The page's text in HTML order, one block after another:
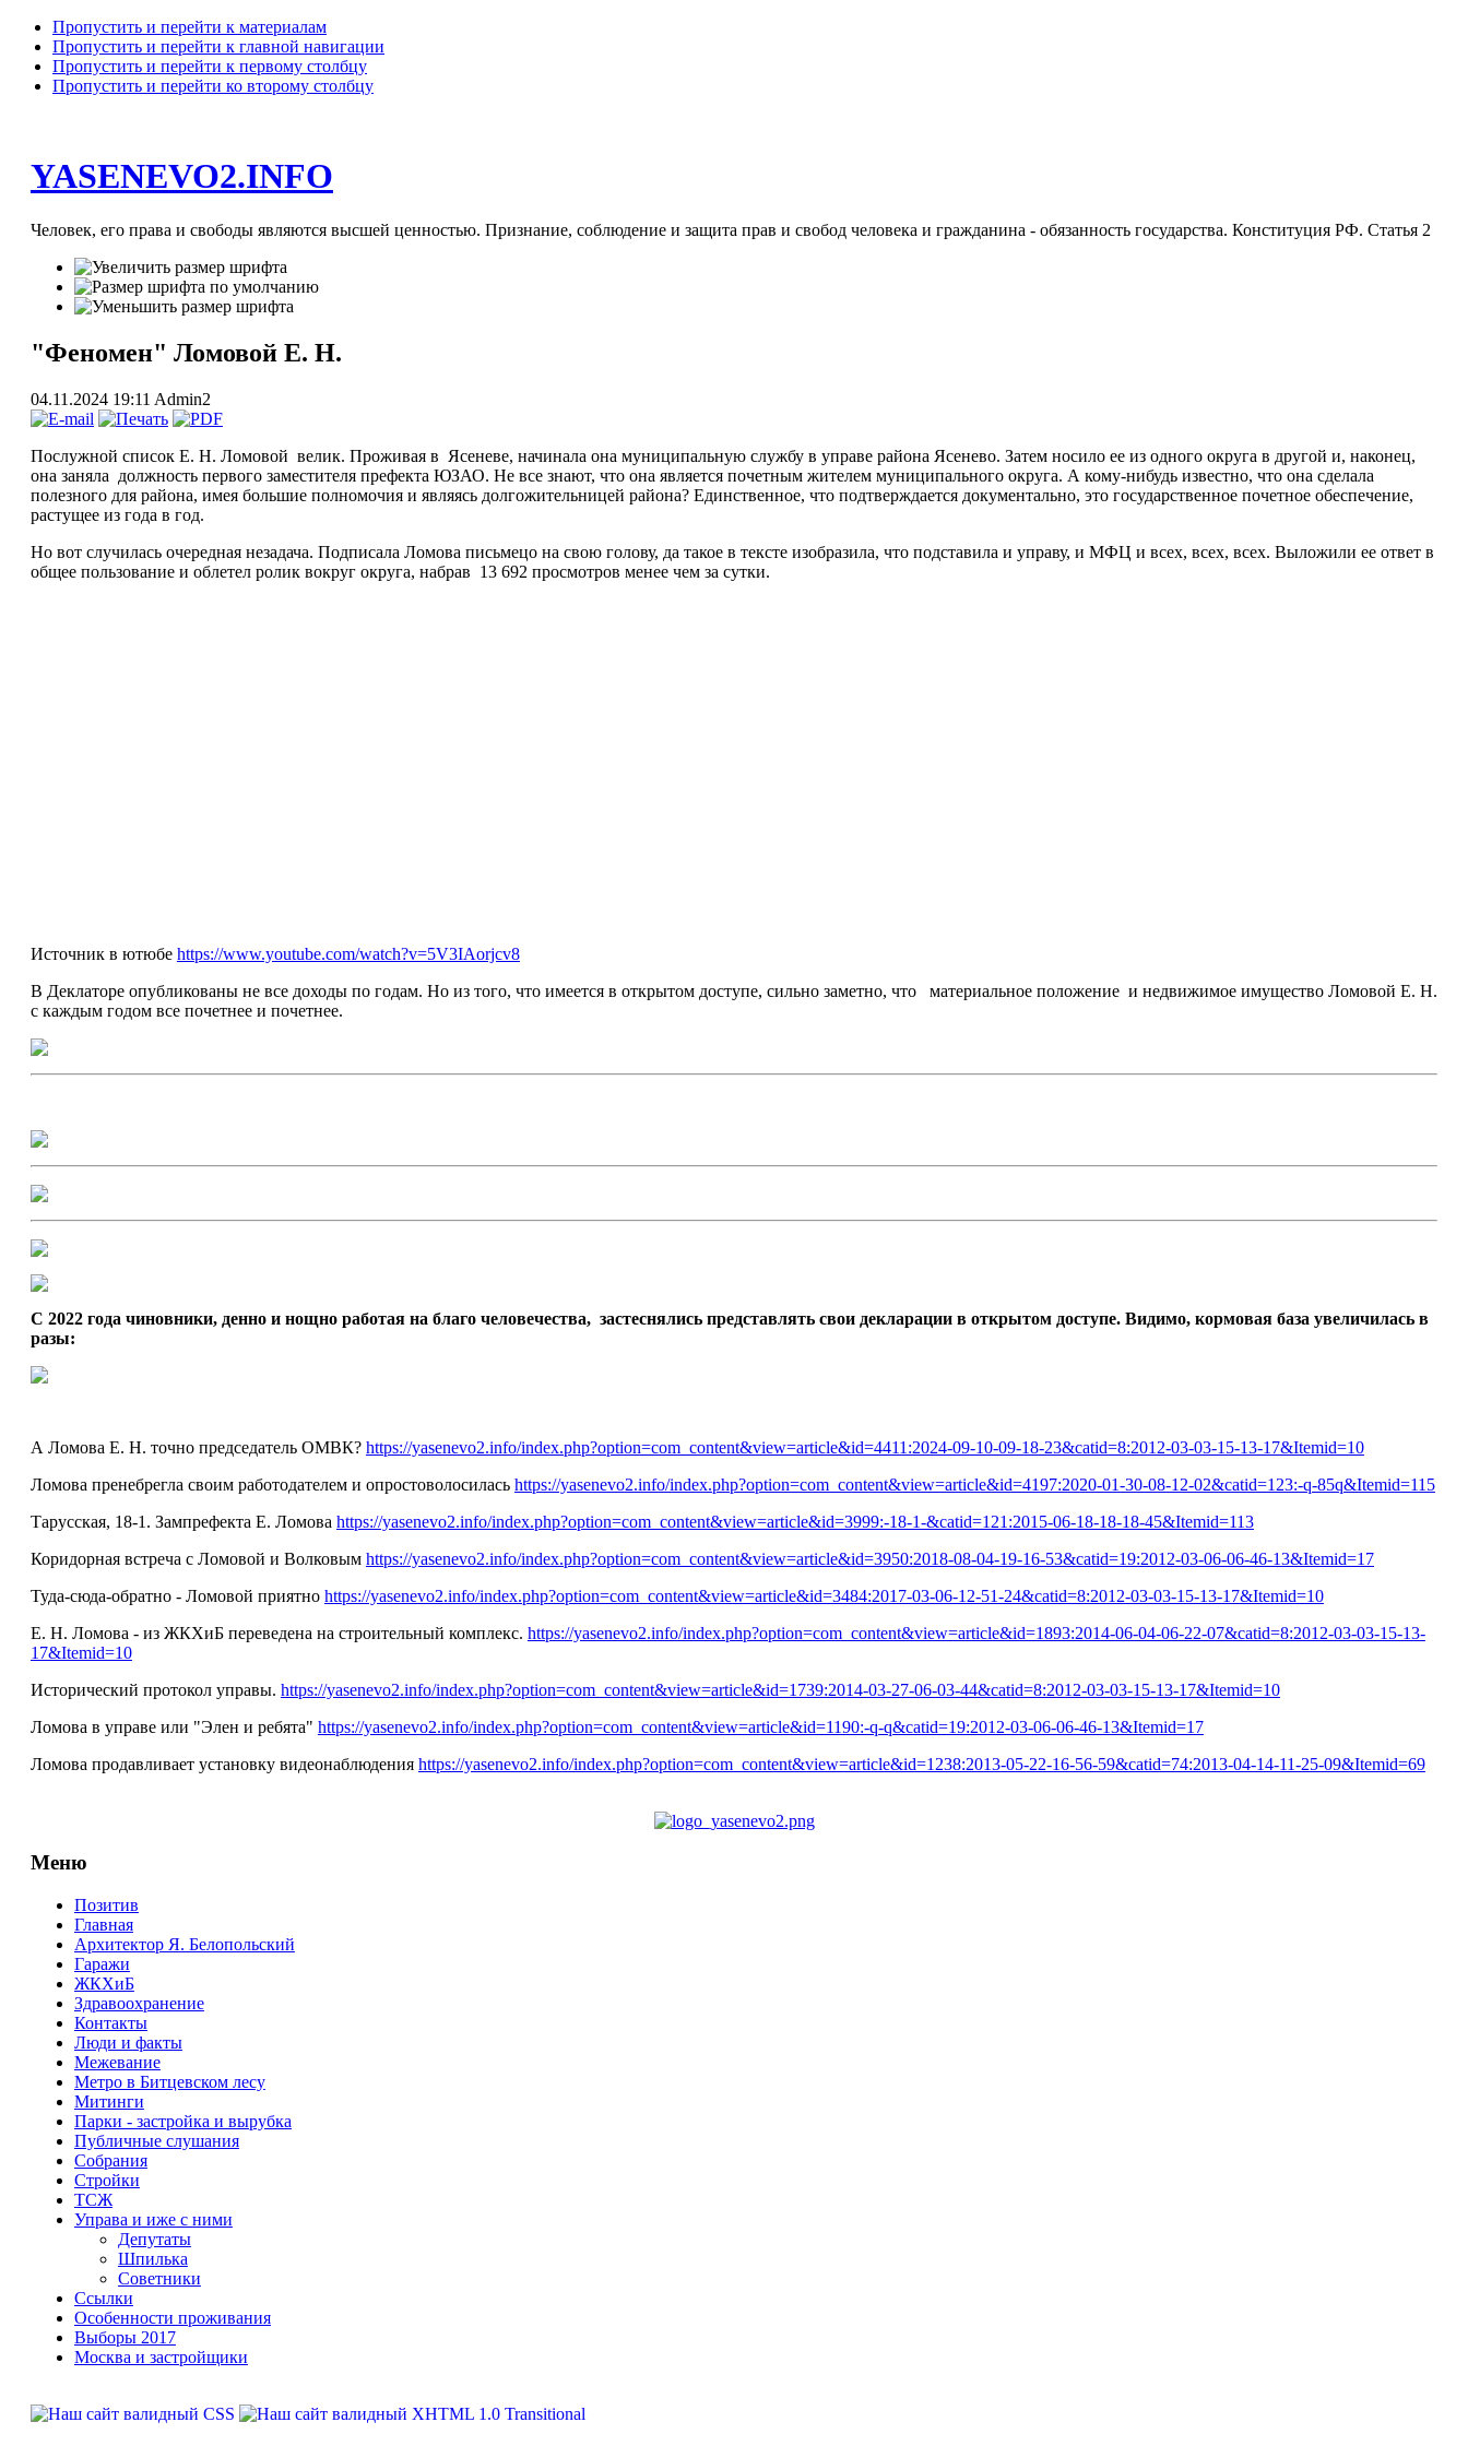
Пропустить и перейти к материалам
Пропустить и перейти к главной навигации
Пропустить и перейти к первому столбцу
Пропустить и перейти ко второму столбцу
YASENEVO2.INFO
Человек, его права и свободы являются высшей ценностью. Признание, соблюдение и защита прав и свобод человека и гражданина - обязанность государства. Конституция РФ. Статья 2
"Феномен" Ломовой Е. Н.
04.11.2024 19:11 Admin2
Послужной список Е. Н. Ломовой велик. Проживая в Ясеневе, начинала она муниципальную службу в управе района Ясенево. Затем носило ее из одного округа в другой и, наконец,
она заняла должность первого заместителя префекта ЮЗАО. Не все знают, что она является почетным жителем муниципального округа. А кому-нибудь известно, что она сделала
полезного для района, имея большие полномочия и являясь долгожительницей района? Единственное, что подтверждается документально, это государственное почетное обеспечение,
растущее из года в год.
Но вот случилась очередная незадача. Подписала Ломова письмецо на свою голову, да такое в тексте изобразила, что подставила и управу, и МФЦ и всех, всех, всех. Выложили ее ответ в
общее пользование и облетел ролик вокруг округа, набрав 13 692 просмотров менее чем за сутки.
Источник в ютюбе https://www.youtube.com/watch?v=5V3IAorjcv8
В Деклаторе опубликованы не все доходы по годам. Но из того, что имеется в открытом доступе, сильно заметно, что материальное положение и недвижимое имущество Ломовой Е. Н.
с каждым годом все почетнее и почетнее.
С 2022 года чиновники, денно и нощно работая на благо человечества, застеснялись представлять свои декларации в открытом доступе. Видимо, кормовая база увеличилась в
разы:
А Ломова Е. Н. точно председатель ОМВК? https://yasenevo2.info/index.php?option=com_content&view=article&id=4411:2024-09-10-09-18-23&catid=8:2012-03-03-15-13-17&Itemid=10
Ломова пренебрегла своим работодателем и опростоволосилась https://yasenevo2.info/index.php?option=com_content&view=article&id=4197:2020-01-30-08-12-02&catid=123:-q-85q&Itemid=115
Тарусская, 18-1. Зампрефекта Е. Ломова https://yasenevo2.info/index.php?option=com_content&view=article&id=3999:-18-1-&catid=121:2015-06-18-18-18-45&Itemid=113
Коридорная встреча с Ломовой и Волковым https://yasenevo2.info/index.php?option=com_content&view=article&id=3950:2018-08-04-19-16-53&catid=19:2012-03-06-06-46-13&Itemid=17
Туда-сюда-обратно - Ломовой приятно https://yasenevo2.info/index.php?option=com_content&view=article&id=3484:2017-03-06-12-51-24&catid=8:2012-03-03-15-13-17&Itemid=10
Е. Н. Ломова - из ЖКХиБ переведена на строительный комплекс. https://yasenevo2.info/index.php?option=com_content&view=article&id=1893:2014-06-04-06-22-07&catid=8:2012-03-03-15-13-
17&Itemid=10
Исторический протокол управы. https://yasenevo2.info/index.php?option=com_content&view=article&id=1739:2014-03-27-06-03-44&catid=8:2012-03-03-15-13-17&Itemid=10
Ломова в управе или "Элен и ребята" https://yasenevo2.info/index.php?option=com_content&view=article&id=1190:-q-q&catid=19:2012-03-06-06-46-13&Itemid=17
Ломова продавливает установку видеонаблюдения https://yasenevo2.info/index.php?option=com_content&view=article&id=1238:2013-05-22-16-56-59&catid=74:2013-04-14-11-25-09&Itemid=69
Меню
Позитив
Главная
Архитектор Я. Белопольский
Гаражи
ЖКХиБ
Здравоохранение
Контакты
Люди и факты
Межевание
Метро в Битцевском лесу
Митинги
Парки - застройка и вырубка
Публичные слушания
Собрания
Стройки
ТСЖ
Управа и иже с ними
Депутаты
Шпилька
Советники
Ссылки
Особенности проживания
Выборы 2017
Москва и застройщики